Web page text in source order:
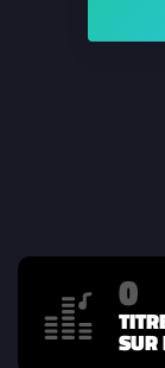
0
SUR